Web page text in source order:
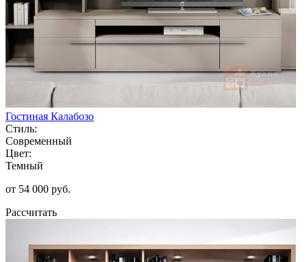
Гостиная Калабозо
Стиль:
Современный
Цвет:
Темный
от 54 000 руб.
Рассчитать